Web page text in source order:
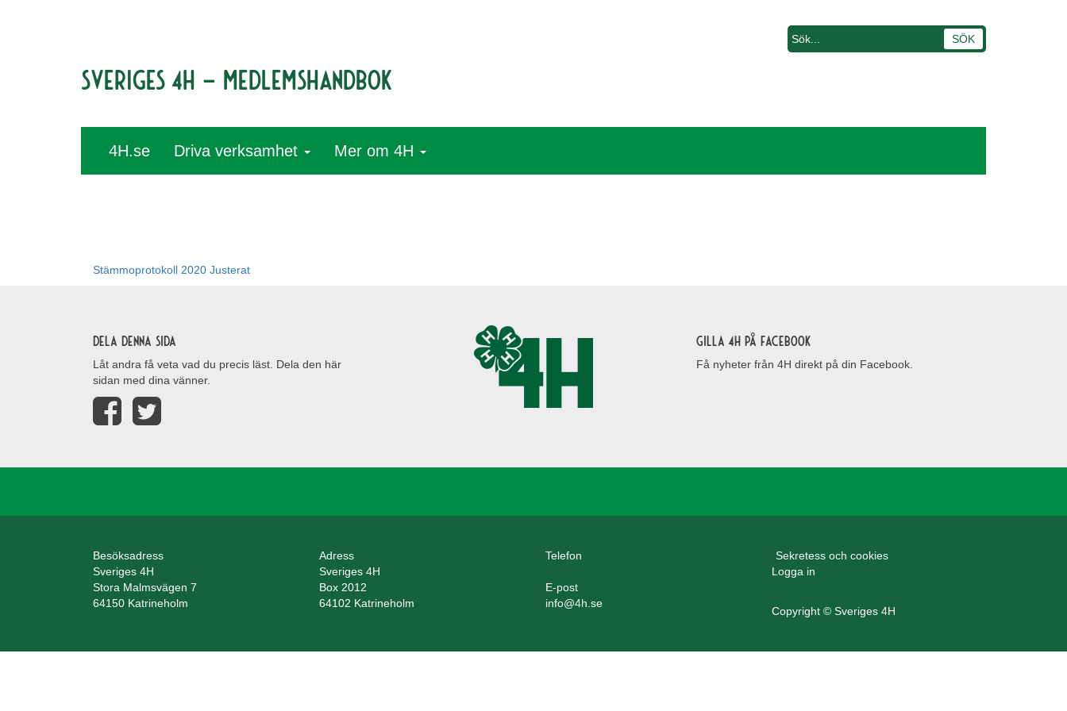
Sveriges 4H – medlemshandbok
4H.se Driva verksamhet Mer om 4H
Stämmoprotokoll 2020 Justerat
Dela denna sida
Låt andra få veta vad du precis läst. Dela den här
sidan med dina vänner.
Gilla 4H på Facebook
Få nyheter från 4H direkt på din Facebook.
Besöksadress
Sveriges 4H
Stora Malmsvägen 7
64150 Katrineholm
Adress
Sveriges 4H
Box 2012
64102 Katrineholm
Telefon
E-post
info@4h.se
Sekretess och cookies
Logga in
Copyright © Sveriges 4H